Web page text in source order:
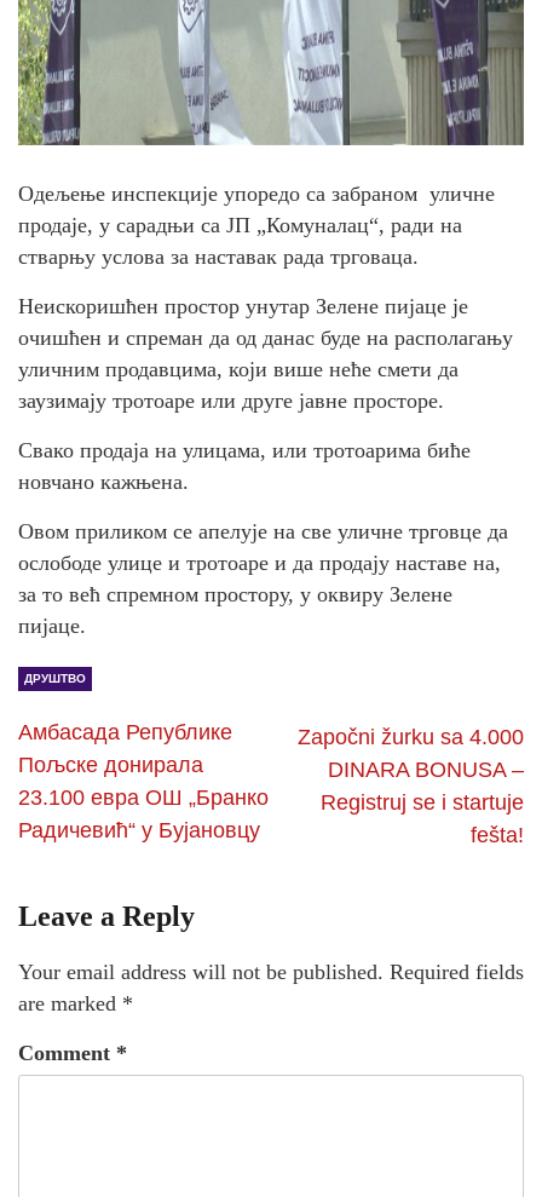
Одељење инспекције упоредо са забраном уличне
продаје, у сарадњи са ЈП „Комуналац“, ради на
стварњу услова за наставак рада трговаца.
Неискоришћен простор унутар Зелене пијаце је
очишћен и спреман да од данас буде на располагању
уличним продавцима, који више неће смети да
заузимају тротоаре или друге јавне просторе.
Свако продаја на улицама, или тротоарима биће
новчано кажњена.
Овом приликом се апелује на све уличне трговце да
ослободе улице и тротоаре и да продају наставе на,
за то већ спремном простору, у оквиру Зелене
пијаце.
ДРУШТВО
Амбасада Републике
Пољске донирала
23.100 евра ОШ „Бранко
Радичевић“ у Бујановцу
Započni žurku sa 4.000
DINARA BONUSA –
Registruj se i startuje
fešta!
Leave a Reply
Your email address will not be published. Required fields
are marked *
Comment *